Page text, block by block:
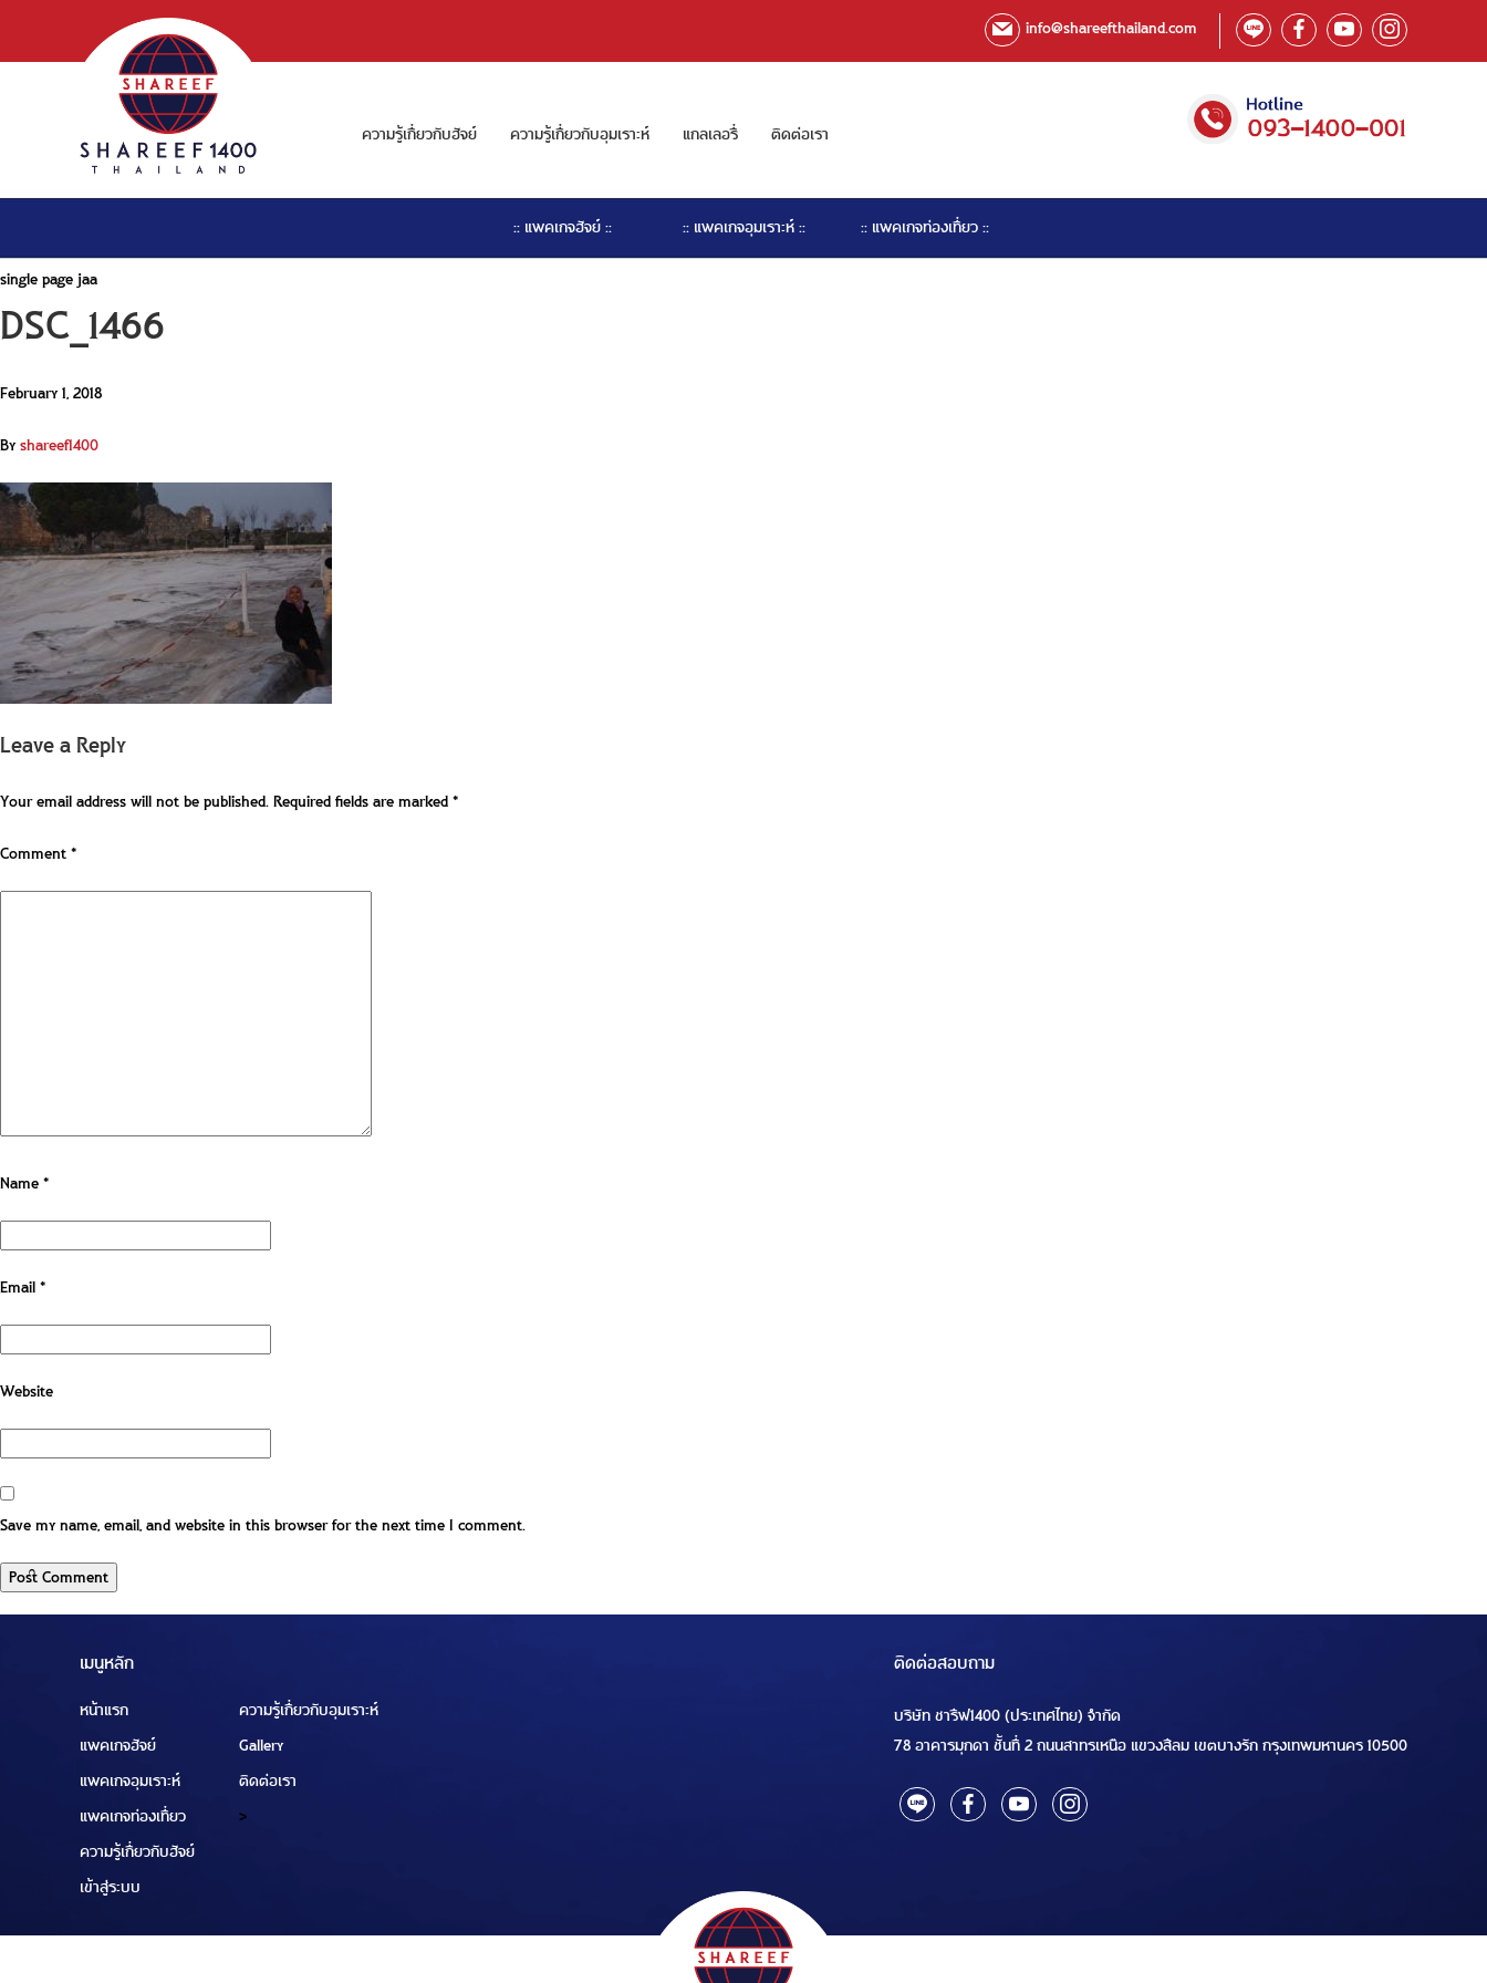
info@shareefthailand.com
ความรู้เกี่ยวกับฮัจย์ ความรู้เกี่ยวกับอุมเราะห์ แกลเลอรี่ ติดต่อเรา
:: แพคเกจฮัจย์ :: :: แพคเกจอุมเราะห์ :: :: แพคเกจท่องเที่ยว ::
single page jaa
DSC_1466
February 1, 2018
Byshareef1400
Leave a Reply
Your email address will not be published.Required fields are marked*
Comment*
Name*
Email*
Website
Save my name, email, and website in this browser for the next time I comment.
เมนูหลัก
หน้าแรก
แพคเกจฮัจย์
แพคเกจอุมเราะห์
แพคเกจท่องเที่ยว
ความรู้เกี่ยวกับฮัจย์
เข้าสู่ระบบ
ความรู้เกี่ยวกับอุมเราะห์
Gallery
ติดต่อเรา
>
ติดต่อสอบถาม
บริษัท ชารีฟ1400 (ประเทศไทย) จำกัด
78 อาคารมุกดา ชั้นที่ 2 ถนนสาทรเหนือ แขวงสีลม เขตบางรัก กรุงเทพมหานคร 10500